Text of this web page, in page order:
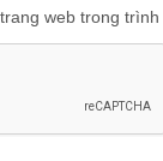
web trong